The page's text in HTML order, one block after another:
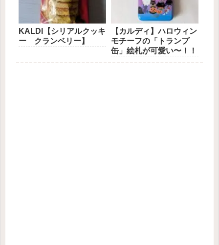
KALDI【シリアルクッキ
ー クランベリー】
【カルディ】ハロウィン
モチーフの「トランプ
缶」絵札が可愛い〜！！